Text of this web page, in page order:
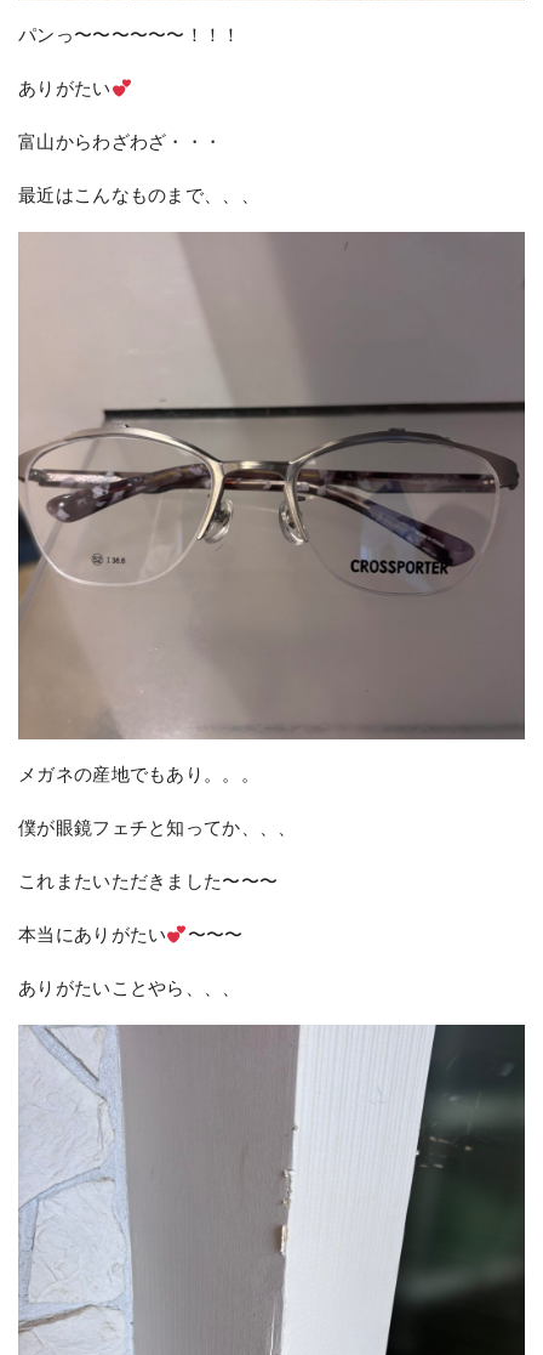
パンっ〜〜〜〜〜〜！！！
ありがたい
富山からわざわざ・・・
最近はこんなものまで、、、
メガネの産地でもあり。。。
僕が眼鏡フェチと知ってか、、、
これまたいただきました〜〜〜
本当にありがたい 〜〜〜
ありがたいことやら、、、